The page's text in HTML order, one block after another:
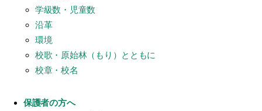
学級数・児童数
沿革
環境
校歌・原始林（もり）とともに
校章・校名
保護者の方へ